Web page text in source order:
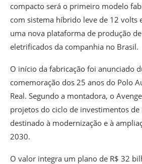
compacto será o primeiro modelo
com sistema híbrido leve de 12 volts
uma nova plataforma de produção
eletrificados da companhia no Brasil.
O início da fabricação foi anunciado
comemoração dos 25 anos do Polo
Real. Segundo a montadora, o
projetos do ciclo de investimentos de
destinado à modernização e à
2030.
O valor integra um plano de R$ 32